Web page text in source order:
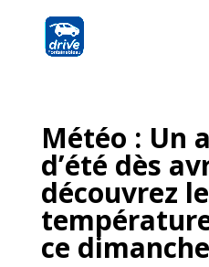
Météo : Un
d’été dès
découvrez
ce dimanche